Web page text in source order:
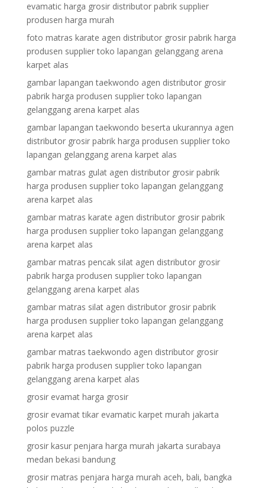
evamatic harga grosir distributor pabrik supplier
produsen harga murah
foto matras karate agen distributor grosir pabrik harga
produsen supplier toko lapangan gelanggang arena
karpet alas
gambar lapangan taekwondo agen distributor grosir
pabrik harga produsen supplier toko lapangan
gelanggang arena karpet alas
gambar lapangan taekwondo beserta ukurannya agen
distributor grosir pabrik harga produsen supplier toko
lapangan gelanggang arena karpet alas
gambar matras gulat agen distributor grosir pabrik
harga produsen supplier toko lapangan gelanggang
arena karpet alas
gambar matras karate agen distributor grosir pabrik
harga produsen supplier toko lapangan gelanggang
arena karpet alas
gambar matras pencak silat agen distributor grosir
pabrik harga produsen supplier toko lapangan
gelanggang arena karpet alas
gambar matras silat agen distributor grosir pabrik
harga produsen supplier toko lapangan gelanggang
arena karpet alas
gambar matras taekwondo agen distributor grosir
pabrik harga produsen supplier toko lapangan
gelanggang arena karpet alas
grosir evamat harga grosir
grosir evamat tikar evamatic karpet murah jakarta
polos puzzle
grosir kasur penjara harga murah jakarta surabaya
medan bekasi bandung
grosir matras penjara harga murah aceh, bali, bangka